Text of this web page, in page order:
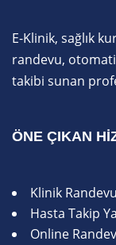
E-Klinik, sağlık
randevu,
takibi sunan
ÖNE ÇIKAN
Klinik
Hasta Takip
Online